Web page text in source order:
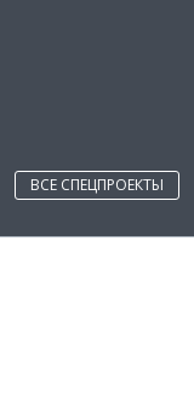
ВСЕ СПЕЦПРОЕКТЫ